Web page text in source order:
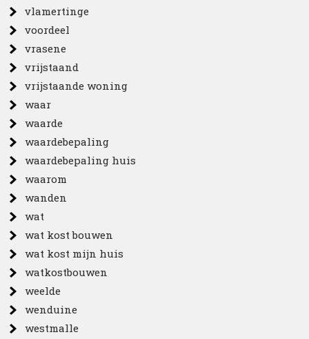
vlamertinge
voordeel
vrasene
vrijstaand
vrijstaande woning
waar
waarde
waardebepaling
waardebepaling huis
waarom
wanden
wat
wat kost bouwen
wat kost mijn huis
watkostbouwen
weelde
wenduine
westmalle